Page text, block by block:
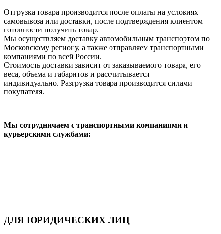
Отгрузка товара производится после оплаты на условиях
самовывоза или доставки, после подтверждения клиентом
готовности получить товар.
Мы осуществляем доставку автомобильным транспортом по
Московскому региону, а также отправляем транспортными
компаниями по всей России.
Стоимость доставки зависит от заказываемого товара, его
веса, объема и габаритов и рассчитывается
индивидуально. Разгрузка товара производится силами
покупателя.
Мы сотрудничаем с транспортными компаниями и
курьерскими службами:
ДЛЯ ЮРИДИЧЕСКИХ ЛИЦ